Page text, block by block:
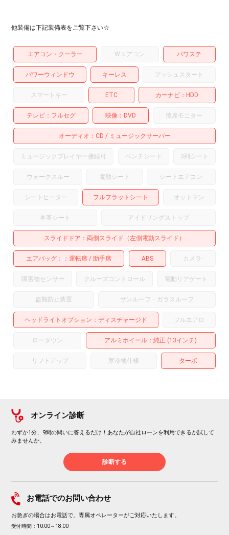
他装備は下記装備表をご覧下さい☆
エアコン・クーラー Wエアコン パワステ
パワーウィンドウ キーレス プッシュスタート
スマートキー ETC カーナビ HDD
テレビ フルセグ 映像 DVD 後席モニター
オーディオ CD ミュージックサーバー
ミュージックプレイヤー接続可 ベンチシート 3列シート
ウォークスルー 電動シート シートエアコン
シートヒーター フルフラットシート オットマン
本革シート アイドリングストップ
スライドドア 両側スライド（左側電動スライド）
エアバッグ： 運転席 助手席 ABS カメラ-
障害物センサー クルーズコントロール 電動リアゲート
盗難防止装置 サンルーフ・ガラスルーフ
ヘッドライトオプション ディスチャージド フルエアロ
ローダウン アルミホイール ：純正 (13インチ)
リフトアップ 寒冷地仕様 ターボ
オンライン診断
わずか1分、9問の問いに答えるだけ！あなたが自社ローンを利用できるか試して
みませんか。
診断する
お電話でのお問い合わせ
お急ぎの場合はお電話で。専属オペレーターがご対応いたします。
受付時間：10:00～18:00